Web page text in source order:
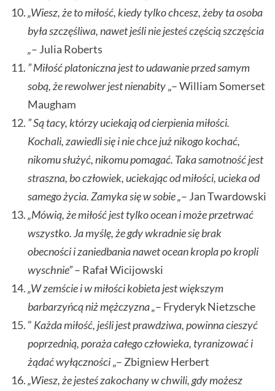
„Wiesz, że to miłość, kiedy tylko chcesz, żeby ta osoba
była szczęśliwa, nawet jeśli nie jesteś częścią szczęścia
„– Julia Roberts
” Miłość platoniczna jest to udawanie przed samym
sobą, że rewolwer jest nienabity„– William Somerset
Maugham
” Są tacy, którzy uciekają od cierpienia miłości.
Kochali, zawiedli się i nie chce już nikogo kochać,
nikomu służyć, nikomu pomagać. Taka samotność jest
straszna, bo człowiek, uciekając od miłości, ucieka od
samego życia. Zamyka się w sobie „– Jan Twardowski
„Mówią, że miłość jest tylko ocean i może przetrwać
wszystko. Ja myślę, że gdy wkradnie się brak
obecności i zaniedbania nawet ocean kropla po kropli
wyschnie”– Rafał Wicijowski
„W zemście i w miłości kobieta jest większym
barbarzyńcą niż mężczyzna „– Fryderyk Nietzsche
” Każda miłość, jeśli jest prawdziwa, powinna cieszyć
poprzednią, poraża całego człowieka, tyranizować i
żądać wyłączności„– Zbigniew Herbert
„Wiesz, że jesteś zakochany w chwili, gdy możesz